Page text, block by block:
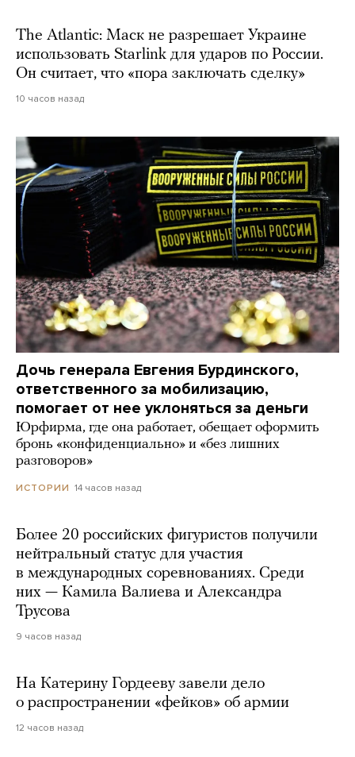
The Atlantic: Маск не разрешает Украине
использовать Starlink для ударов по России.
Он считает, что «пора заключать сделку»
10 часов назад
Дочь генерала Евгения Бурдинского,
ответственного за мобилизацию,
помогает от нее уклоняться за деньги
Юрфирма, где она работает, обещает оформить
бронь «конфиденциально» и «без лишних
разговоров»
ИСТОРИИ 14 часов назад
Более 20 российских фигуристов получили
нейтральный статус для участия
в международных соревнованиях. Среди
них — Камила Валиева и Александра
Трусова
9 часов назад
На Катерину Гордееву завели дело
о распространении «фейков» об армии
12 часов назад